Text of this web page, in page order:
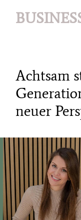
Achtsam
neuer